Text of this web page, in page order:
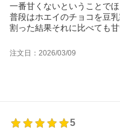
一番甘くないということで
普段はホエイのチョコを豆
割った結果それに比べても甘
が、本当にギリギリなんと
上甘いと無理だったかな）
って飲んだ後は1日中喉に
注文日：2026/03/09
5